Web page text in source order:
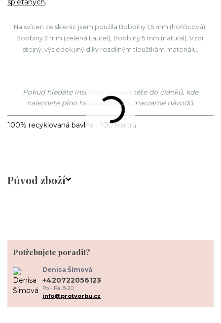
splétaných.
Na svícen ze sklenic jsem použila Bobbiny 1,5 mm (hořčicová),
Bobbiny 3 mm (zelená Laurel), Bobbiny 5 mm (natural). Vzor
stejný, výsledek jiný díky rozdílným tloušťkám materiálu.
Pokud hledáte inspiraci, nakoukněte do článků, kde
naleznete plno háčkovaných a macramé návodů.
100% recyklovaná bavlna | 100 metrů
Původ zboží
Potřebujete poradit?
Denisa Šímová
+420722056123
Po - Pá: 8-20
info@protvorbu.cz